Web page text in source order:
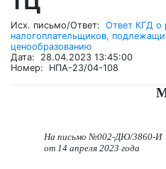
Исх. письмо/Ответ: Ответ КГД о
налогоплательщиков,
ценообразованию
Дата: 28.04.2023 13:45:00
Номер: НПА-23/04-108
На письмо №002-ДЮ/3860-И
от 14 апреля 2023 года